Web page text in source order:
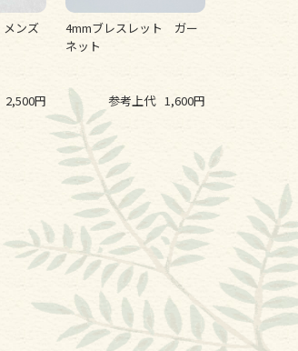
メンズ
2,500円
4mmブレスレット ガー
ネット
参考上代 1,600円